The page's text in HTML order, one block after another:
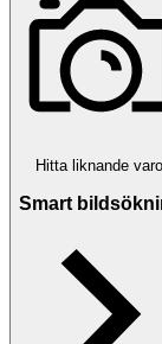
Ersättning
Hitta liknande
Smart